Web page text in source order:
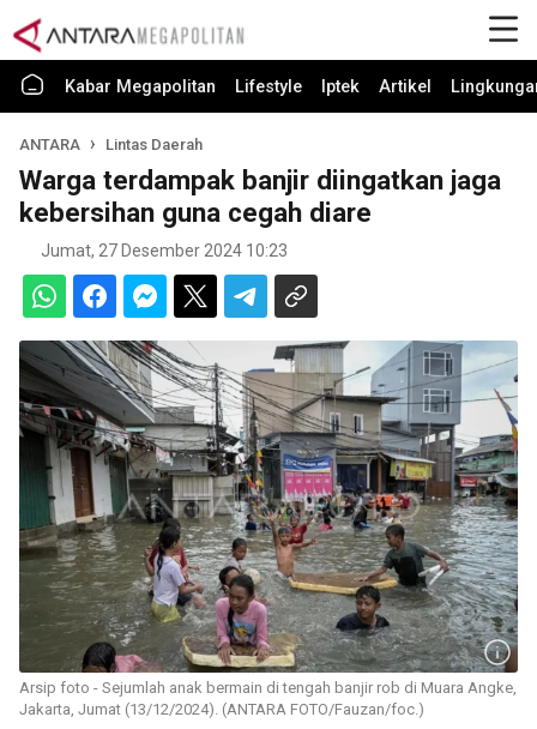
Kabar Megapolitan Lifestyle Iptek Artikel
ANTARA Lintas Daerah
Warga terdampak banjir diingatkan jaga
kebersihan guna cegah diare
Jumat, 27 Desember 2024 10:23
Arsip foto - Sejumlah anak bermain di tengah banjir rob di Muara Angke,
Jakarta, Jumat (13/12/2024). (ANTARA FOTO/Fauzan/foc.)